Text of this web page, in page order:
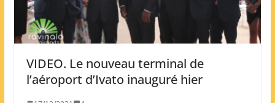
VIDEO. Le nouveau terminal de
l’aéroport d’Ivato inauguré hier